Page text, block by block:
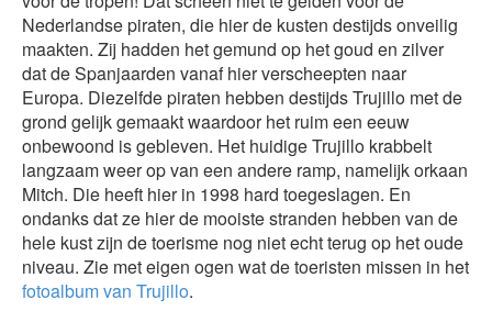
Nederlandse piraten, die hier de kusten destijds onveilig
maakten. Zij hadden het gemund op het goud en zilver
dat de Spanjaarden vanaf hier verscheepten naar
Europa. Diezelfde piraten hebben destijds Trujillo met de
grond gelijk gemaakt waardoor het ruim een eeuw
onbewoond is gebleven. Het huidige Trujillo krabbelt
langzaam weer op van een andere ramp, namelijk orkaan
Mitch. Die heeft hier in 1998 hard toegeslagen. En
ondanks dat ze hier de mooiste stranden hebben van de
hele kust zijn de toerisme nog niet echt terug op het oude
niveau. Zie met eigen ogen wat de toeristen missen in het
fotoalbum van Trujillo.